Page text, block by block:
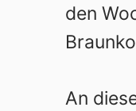
den
An